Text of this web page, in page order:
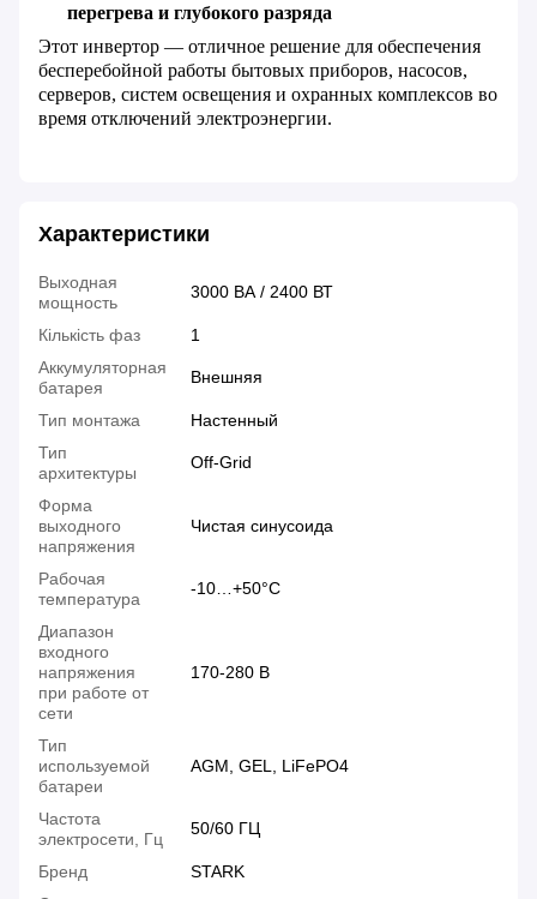
перегрева и глубокого разряда
Этот инвертор — отличное решение для обеспечения
бесперебойной работы бытовых приборов, насосов,
серверов, систем освещения и охранных комплексов во
время отключений электроэнергии.
Характеристики
Выходная
мощность
3000 ВА / 2400 ВТ
Кількість фаз
1
Аккумуляторная
батарея
Внешняя
Тип монтажа
Настенный
Тип
архитектуры
Off-Grid
Форма
выходного
напряжения
Чистая синусоида
Рабочая
температура
-10…+50°С
Диапазон
входного
напряжения
при работе от
сети
170-280 В
Тип
используемой
батареи
AGM, GEL, LiFePO4
Частота
электросети, Гц
50/60 ГЦ
Бренд
STARK